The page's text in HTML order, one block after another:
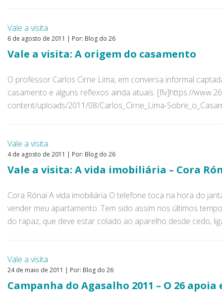
Vale a visita
6 de agosto de 2011 | Por: Blog do 26
Vale a visita: A origem do casamento
O professor Carlos Cirne Lima, em conversa informal
casamento e alguns reflexos ainda atuais. [flv]https://
content/uploads/2011/08/Carlos_Cirne_Lima-
Vale a visita
4 de agosto de 2011 | Por: Blog do 26
Vale a visita: A vida imobiliária – Cora
Cora Rónai A vida imobiliária O telefone toca na hora do
vender meu apartamento. Tem sido assim nos últimos
do rapaz, que deve estar colado ao aparelho desde cedo,
Vale a visita
24 de maio de 2011 | Por: Blog do 26
Campanha do Agasalho 2011 – O 26 apoia